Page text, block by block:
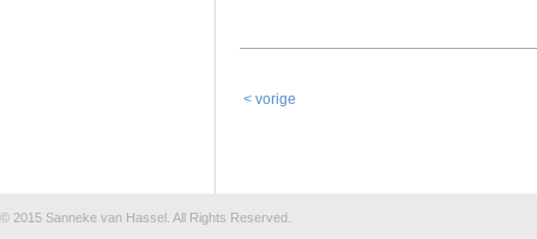
< vorige
© 2015 Sanneke van Hassel . All Rights Reserved.